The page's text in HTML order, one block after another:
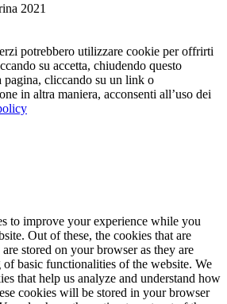
2021
potrebbero utilizzare cookie per offrirti
su accetta, chiudendo questo
pagina, cliccando su un link o
in altra maniera, acconsenti all’uso dei
to improve your experience while you
Out of these, the cookies that are
are stored on your browser as they are
basic functionalities of the website. We
that help us analyze and understand how
cookies will be stored in your browser